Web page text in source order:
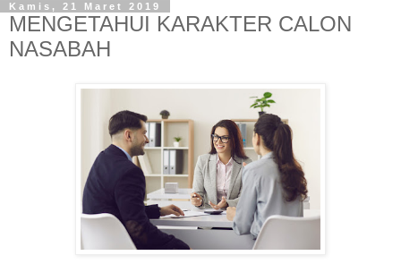
Kamis, 21 Maret 2019
MENGETAHUI KARAKTER CALON
NASABAH